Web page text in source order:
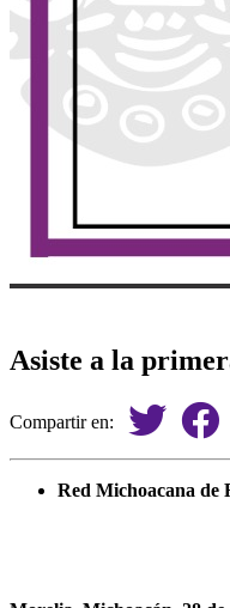
Asiste a la
Compartir en:
Red Michoacana de